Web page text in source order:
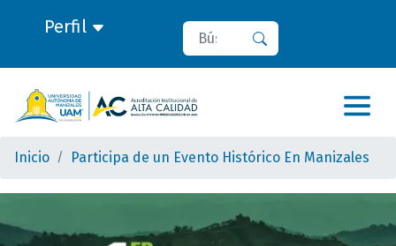
Perfil Buscar
Inicio Participa de un Evento Histórico En Manizales